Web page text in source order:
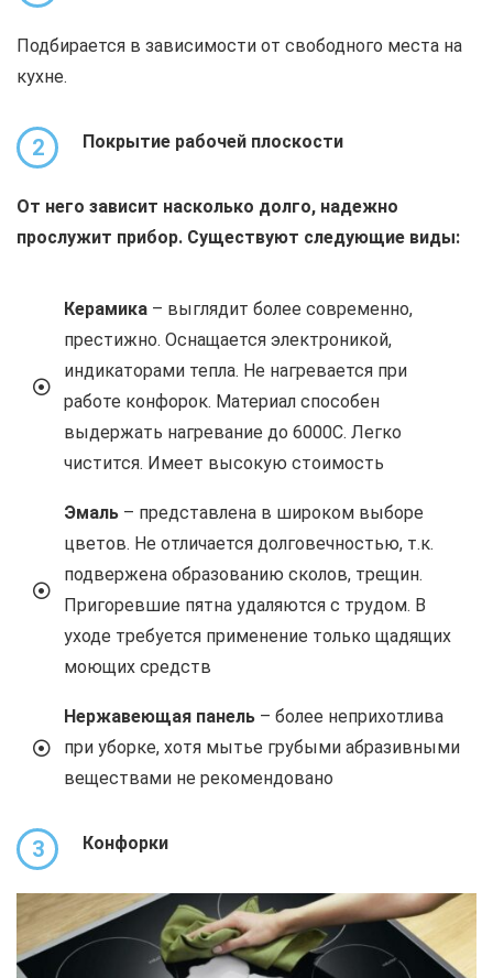
Подбирается в зависимости от свободного места на
кухне.
2 Покрытие рабочей плоскости
От него зависит насколько долго, надежно
прослужит прибор. Существуют следующие виды:
Керамика – выглядит более современно,
престижно. Оснащается электроникой,
индикаторами тепла. Не нагревается при
работе конфорок. Материал способен
выдержать нагревание до 6000С. Легко
чистится. Имеет высокую стоимость
Эмаль – представлена в широком выборе
цветов. Не отличается долговечностью, т.к.
подвержена образованию сколов, трещин.
Пригоревшие пятна удаляются с трудом. В
уходе требуется применение только щадящих
моющих средств
Нержавеющая панель – более неприхотлива
при уборке, хотя мытье грубыми абразивными
веществами не рекомендовано
3 Конфорки